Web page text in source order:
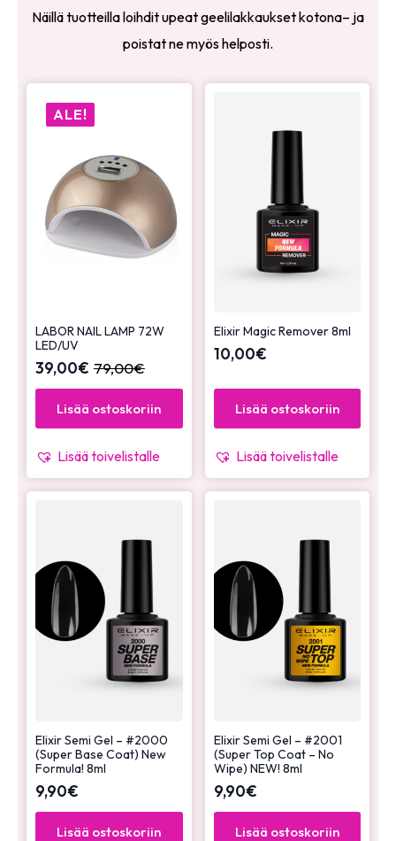
Näillä tuotteilla loihdit upeat geelilakkaukset kotona– ja
poistat ne myös helposti.
ALE!
LABOR NAIL LAMP 72W
LED/UV
79,00€
39,00€
Lisää ostoskoriin
Lisää toivelistalle
Elixir Magic Remover 8ml
10,00€
Lisää ostoskoriin
Lisää toivelistalle
Elixir Semi Gel – #2000
(Super Base Coat) New
Formula! 8ml
9,90€
Lisää ostoskoriin
Elixir Semi Gel – #2001
(Super Top Coat – No
Wipe) NEW! 8ml
9,90€
Lisää ostoskoriin